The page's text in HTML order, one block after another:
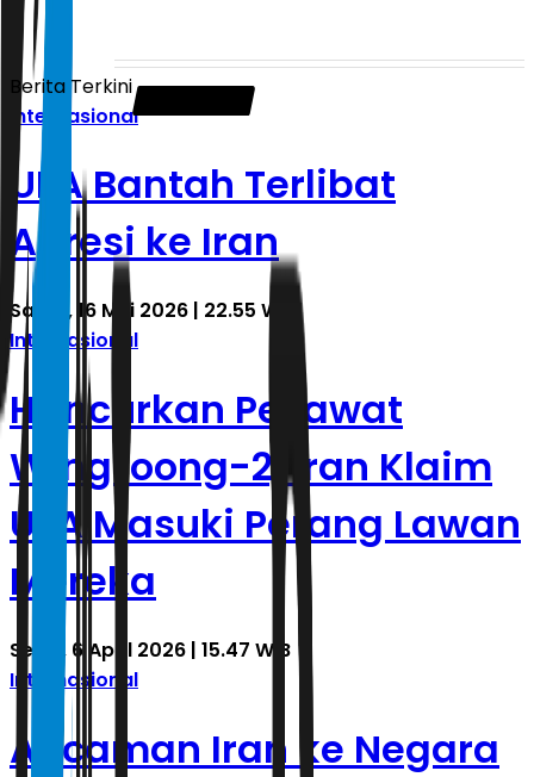
Berita Terkini
Internasional
UEA Bantah Terlibat
Agresi ke Iran
Sabtu, 16 Mei 2026 | 22.55 WIB
Internasional
Hancurkan Pesawat
WingLoong-2, Iran Klaim
UEA Masuki Perang Lawan
Mereka
Senin, 6 April 2026 | 15.47 WIB
Internasional
Ancaman Iran ke Negara